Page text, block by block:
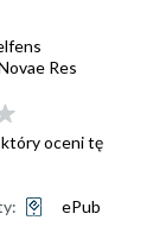
Res
który oceni tę
ePub